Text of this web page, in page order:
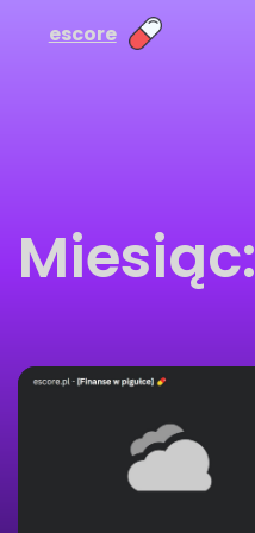
escore
Miesiąc: